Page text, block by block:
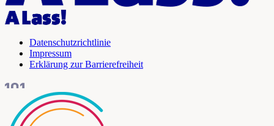
Datenschutzrichtlinie
Impressum
Erklärung zur Barrierefreiheit